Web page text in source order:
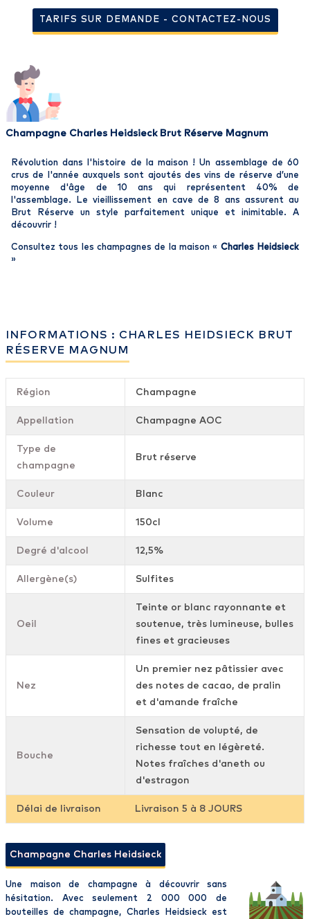
TARIFS SUR DEMANDE - CONTACTEZ-NOUS
Champagne Charles Heidsieck Brut Réserve Magnum
Révolution dans l'histoire de la maison ! Un assemblage de 60
crus de l'année auxquels sont ajoutés des vins de réserve d’une
moyenne d'âge de 10 ans qui représentent 40% de
l'assemblage. Le vieillissement en cave de 8 ans assurent au
Brut Réserve un style parfaitement unique et inimitable. A
découvrir !
Consultez tous les champagnes de la maison « Charles Heidsieck
»
INFORMATIONS : CHARLES HEIDSIECK BRUT
RÉSERVE MAGNUM
Région Champagne
Appellation Champagne AOC
Type de
champagne
Brut réserve
Couleur Blanc
Volume 150cl
Degré d'alcool 12,5%
Allergène(s) Sulfites
Oeil
Teinte or blanc rayonnante et
soutenue, très lumineuse, bulles
fines et gracieuses
Nez
Un premier nez pâtissier avec
des notes de cacao, de pralin
et d'amande fraîche
Bouche
Sensation de volupté, de
richesse tout en légèreté.
Notes fraîches d'aneth ou
d'estragon
Délai de livraison Livraison 5 à 8 JOURS
Champagne Charles Heidsieck
Une maison de champagne à découvrirsans
hésitation. Avec seulement 2 000 000 de
bouteilles dechampagne, Charles Heidsieckest